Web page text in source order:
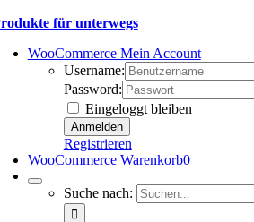
für unterwegs
WooCommerce Mein Account
Username:
Password:
Eingeloggt bleiben
Registrieren
WooCommerce Warenkorb0
Suche nach: